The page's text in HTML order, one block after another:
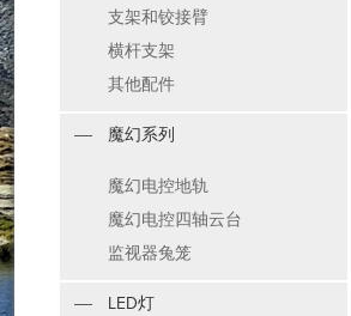
支架和铰接臂
横杆支架
其他配件
魔幻系列
魔幻电控地轨
魔幻电控四轴云台
监视器兔笼
LED灯